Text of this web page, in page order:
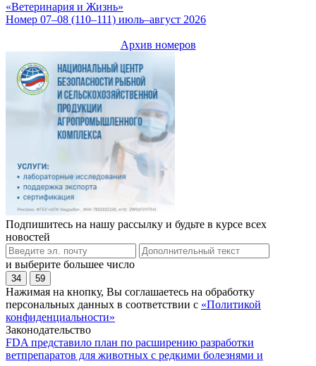
«Ветеринария и Жизнь»
Номер 07–08 (110–111) июль–август 2026
Архив номеров
Подпишитесь на нашу рассылку и будьте в курсе всех
новостей
и выберите большее число
34 59
Нажимая на кнопку, Вы соглашаетесь на обработку
персональных данных в соответствии с «Политикой
конфиденциальности»
Законодательство
FDA представило план по расширению разработки
ветпрепаратов для животных с редкими болезнями и